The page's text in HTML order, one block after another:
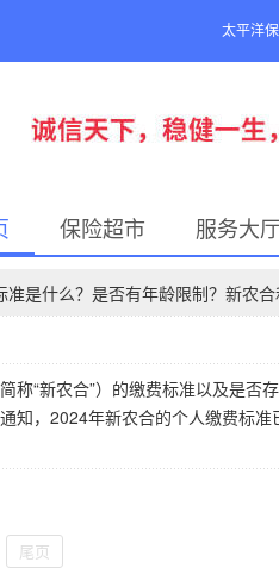
太平洋
保险超市 服务大
是什么？是否有年龄限制？新农
称“新农合”）的缴费标准以及是否
知，2024年新农合的个人缴费标
尾页